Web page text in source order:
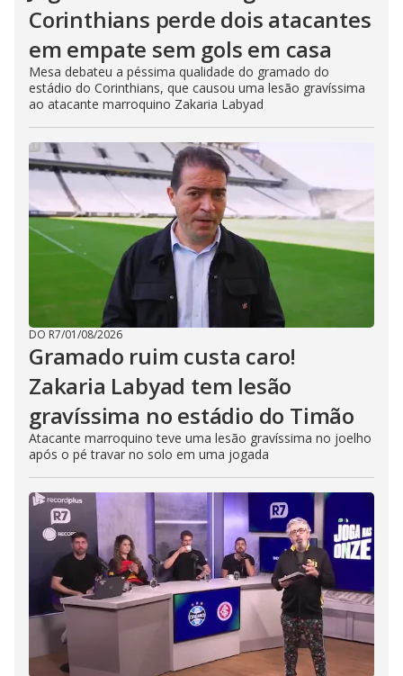
Corinthians perde dois atacantes
em empate sem gols em casa
Mesa debateu a péssima qualidade do gramado do
estádio do Corinthians, que causou uma lesão gravíssima
ao atacante marroquino Zakaria Labyad
DO R7/01/08/2026
Gramado ruim custa caro!
Zakaria Labyad tem lesão
gravíssima no estádio do Timão
Atacante marroquino teve uma lesão gravíssima no joelho
após o pé travar no solo em uma jogada